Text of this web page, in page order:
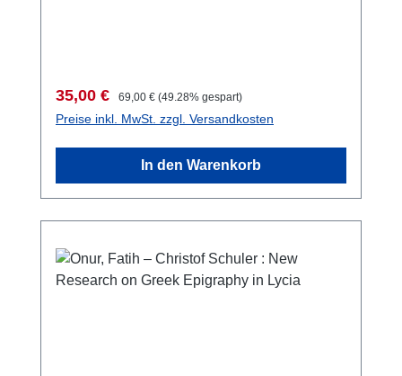
Verkaufspreis:
35,00 € Regulärer Preis:
69,00 € (49.28% gespart)
Preise inkl. MwSt. zzgl. Versandkosten
In den Warenkorb